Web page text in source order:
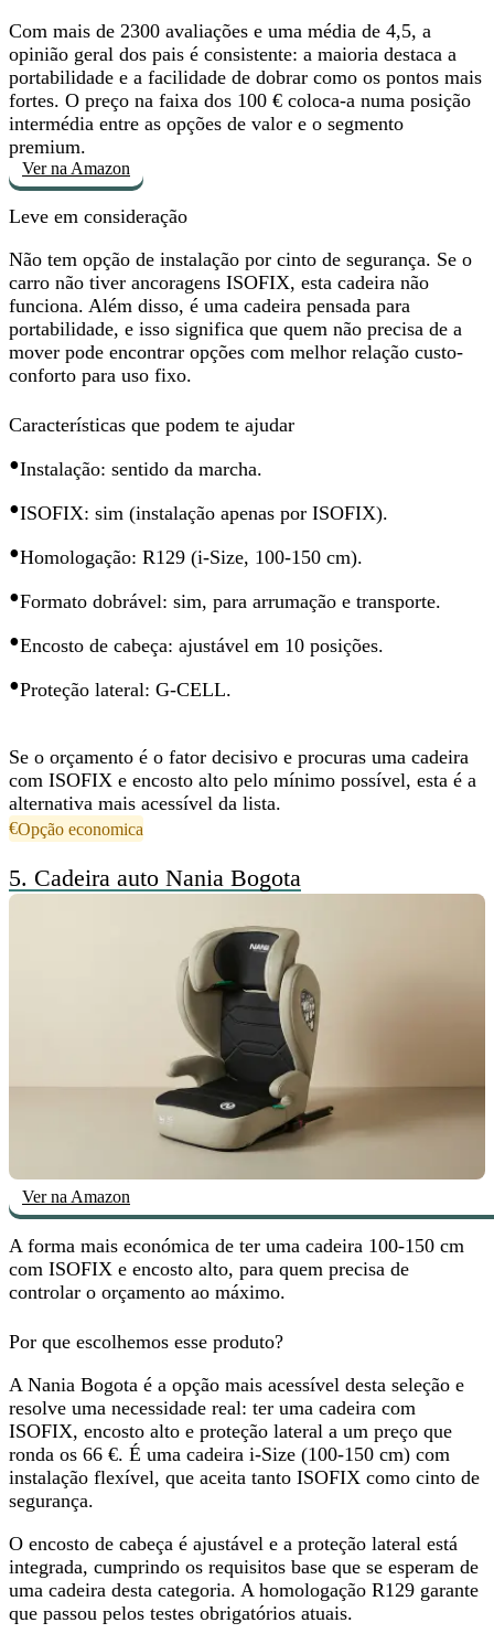
Com mais de 2300 avaliações e uma média de 4,5, a
opinião geral dos pais é consistente: a maioria destaca a
portabilidade e a facilidade de dobrar como os pontos mais
fortes. O preço na faixa dos 100 € coloca-a numa posição
intermédia entre as opções de valor e o segmento
premium.
Ver na Amazon
Leve em consideração
Não tem opção de instalação por cinto de segurança. Se o
carro não tiver ancoragens ISOFIX, esta cadeira não
funciona. Além disso, é uma cadeira pensada para
portabilidade, e isso significa que quem não precisa de a
mover pode encontrar opções com melhor relação custo-
conforto para uso fixo.
Características que podem te ajudar
•Instalação: sentido da marcha.
•ISOFIX: sim (instalação apenas por ISOFIX).
•Homologação: R129 (i-Size, 100-150 cm).
•Formato dobrável: sim, para arrumação e transporte.
•Encosto de cabeça: ajustável em 10 posições.
•Proteção lateral: G-CELL.
Se o orçamento é o fator decisivo e procuras uma cadeira
com ISOFIX e encosto alto pelo mínimo possível, esta é a
alternativa mais acessível da lista.
€Opção economica
5. Cadeira auto Nania Bogota
Ver na Amazon
A forma mais económica de ter uma cadeira 100-150 cm
com ISOFIX e encosto alto, para quem precisa de
controlar o orçamento ao máximo.
Por que escolhemos esse produto?
A Nania Bogota é a opção mais acessível desta seleção e
resolve uma necessidade real: ter uma cadeira com
ISOFIX, encosto alto e proteção lateral a um preço que
ronda os 66 €. É uma cadeira i-Size (100-150 cm) com
instalação flexível, que aceita tanto ISOFIX como cinto de
segurança.
O encosto de cabeça é ajustável e a proteção lateral está
integrada, cumprindo os requisitos base que se esperam de
uma cadeira desta categoria. A homologação R129 garante
que passou pelos testes obrigatórios atuais.